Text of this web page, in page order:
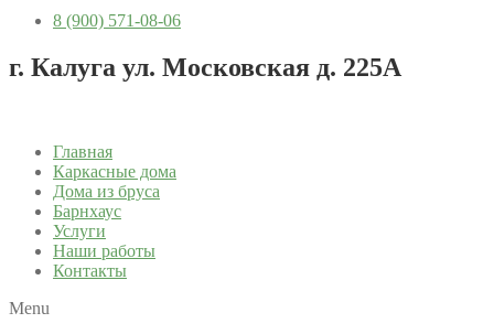
8 (900) 571-08-06
г. Калуга ул. Московская д. 225А
Главная
Каркасные дома
Дома из бруса
Барнхаус
Услуги
Наши работы
Контакты
Menu